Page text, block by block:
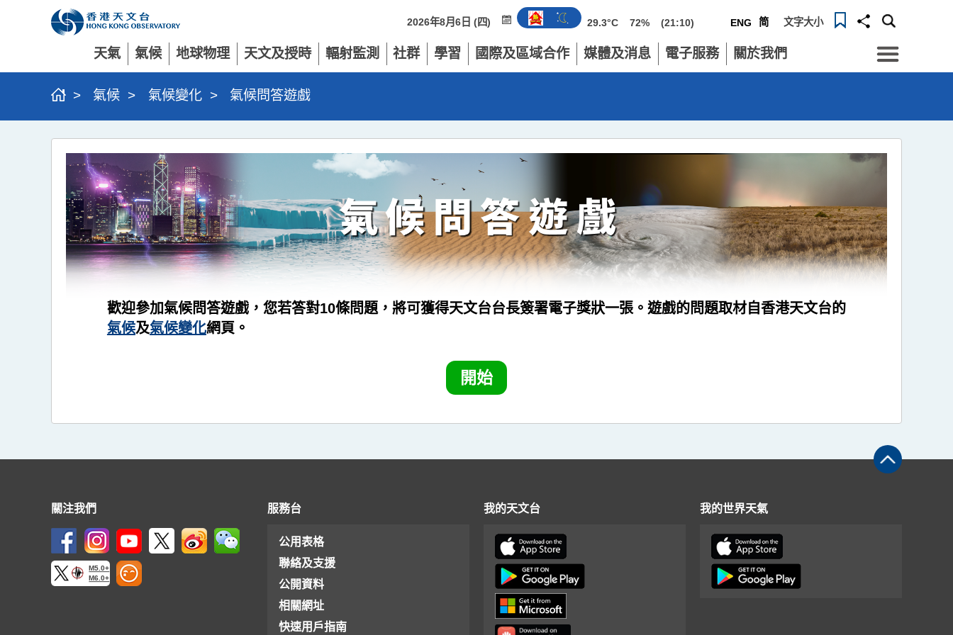
2026年8月6日 (四) 29.3°C 72% (21:10) ENG 简 文字大小
天氣 氣候 地球物理 天文及授時 輻射監測 社群 學習 國際及區域合作 媒體及消息 電子服務 關於我們
> 氣候 > 氣候變化 > 氣候問答遊戲
歡迎參加氣候問答遊戲，您若答對10條問題，將可獲得天文台台長簽署電子獎狀一張。遊戲的問題取材自香港天文台的
氣候及氣候變化網頁。
關注我們
M5.0+
M6.0+
服務台
公用表格
聯絡及支援
公開資料
相關網址
快速用戶指南
我的天文台 我的世界天氣